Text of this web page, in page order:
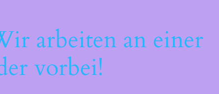
arbeiten an einer
vorbei!